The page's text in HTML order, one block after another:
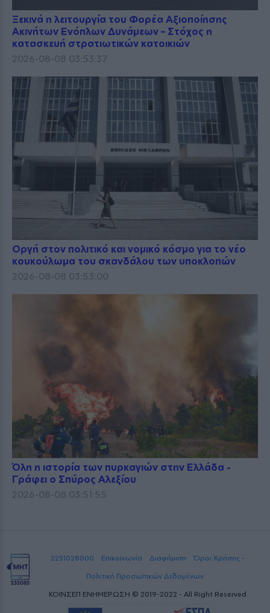
Ξεκινά η λειτουργία του Φορέα Αξιοποίησης
Ακινήτων Ενόπλων Δυνάμεων – Στόχος η
κατασκευή στρατιωτικών κατοικιών
2026-08-08 03:53:37
Οργή στον πολιτικό και νομικό κόσμο για το νέο
κουκούλωμα του σκανδάλου των υποκλοπών
2026-08-08 03:53:00
Όλη η ιστορία των πυρκαγιών στην Ελλάδα -
Γράφει ο Σπύρος Αλεξίου
2026-08-08 03:51:55
2251028000 Επικοινωνία Διαφήμιση
Όροι Χρήσης -
Πολιτική Προσωπικών Δεδομένων
ΚΟΙΝΣΕΠ ΕΝΗΜΕΡΩΣΗ © 2019-2022 - All Right Reserved